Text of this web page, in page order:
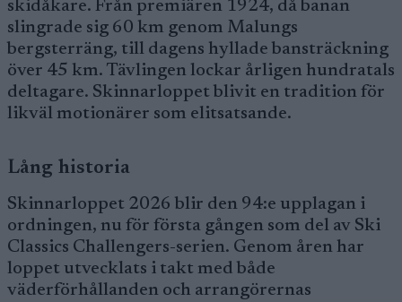
skidåkare. Från premiären 1924, då banan
slingrade sig 60 km genom Malungs
bergsterräng, till dagens hyllade bansträckning
över 45 km. Tävlingen lockar årligen hundratals
deltagare. Skinnarloppet blivit en tradition för
likväl motionärer som elitsatsande.
Lång historia
Skinnarloppet 2026 blir den 94:e upplagan i
ordningen, nu för första gången som del av Ski
Classics Challengers-serien. Genom åren har
loppet utvecklats i takt med både
väderförhållanden och arrangörernas